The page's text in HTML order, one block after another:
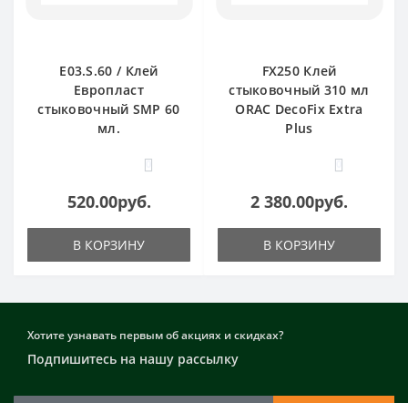
E03.S.60 / Клей
Европласт
стыковочный SMP 60
мл.
0
520.00руб.
В КОРЗИНУ
FX250 Клей
стыковочный 310 мл
ORAC DecoFix Extra
Plus
0
2 380.00руб.
В КОРЗИНУ
Хотите узнавать первым об акциях и скидках?
Подпишитесь на нашу рассылку